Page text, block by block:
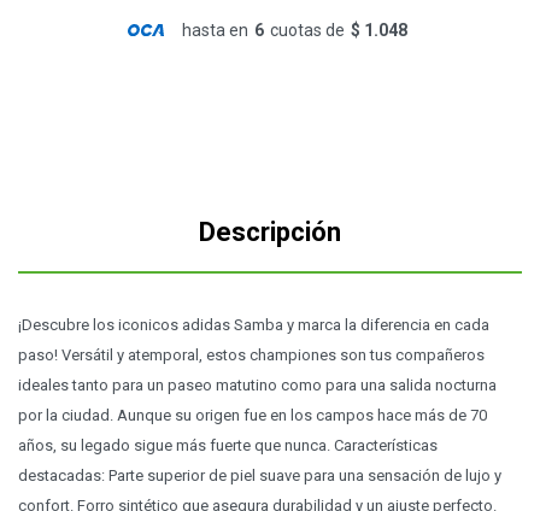
hasta en 6 cuotas de $ 1.048
Descripción
¡Descubre los iconicos adidas Samba y marca la diferencia en cada
paso! Versátil y atemporal, estos championes son tus compañeros
ideales tanto para un paseo matutino como para una salida nocturna
por la ciudad. Aunque su origen fue en los campos hace más de 70
años, su legado sigue más fuerte que nunca. Características
destacadas: Parte superior de piel suave para una sensación de lujo y
confort. Forro sintético que asegura durabilidad y un ajuste perfecto.